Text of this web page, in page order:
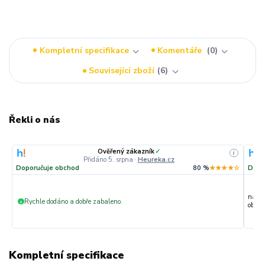
Kompletní specifikace Komentáře
0
Související zboží 6
Řekli o nás
Ověřený zákazník✓
Přidáno 5. srpna · Heureka.cz
i
Doporučuje obchod 80 %★★★★☆
+ Rychle dodáno a dobře zabaleno.
Kompletní specifikace